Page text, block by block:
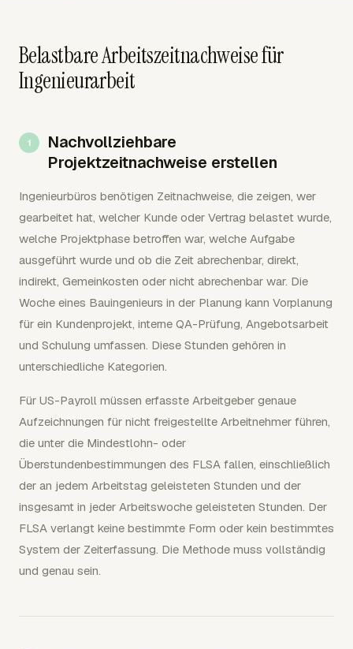
Belastbare Arbeitszeitnachweise für
Ingenieurarbeit
Nachvollziehbare
Projektzeitnachweise erstellen
Ingenieurbüros benötigen Zeitnachweise, die zeigen, wer
gearbeitet hat, welcher Kunde oder Vertrag belastet wurde,
welche Projektphase betroffen war, welche Aufgabe
ausgeführt wurde und ob die Zeit abrechenbar, direkt,
indirekt, Gemeinkosten oder nicht abrechenbar war. Die
Woche eines Bauingenieurs in der Planung kann Vorplanung
für ein Kundenprojekt, interne QA-Prüfung, Angebotsarbeit
und Schulung umfassen. Diese Stunden gehören in
unterschiedliche Kategorien.
Für US-Payroll müssen erfasste Arbeitgeber genaue
Aufzeichnungen für nicht freigestellte Arbeitnehmer führen,
die unter die Mindestlohn- oder
Überstundenbestimmungen des FLSA fallen, einschließlich
der an jedem Arbeitstag geleisteten Stunden und der
insgesamt in jeder Arbeitswoche geleisteten Stunden. Der
FLSA verlangt keine bestimmte Form oder kein bestimmtes
System der Zeiterfassung. Die Methode muss vollständig
und genau sein.